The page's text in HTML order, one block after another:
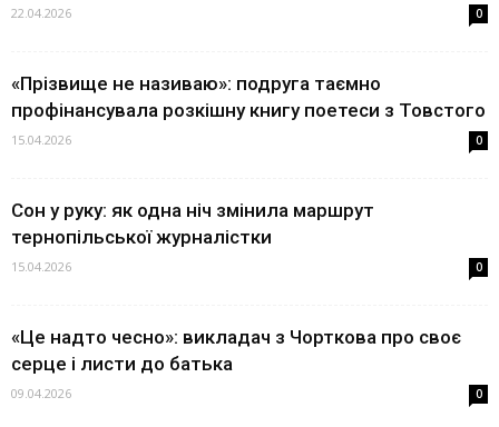
22.04.2026 0
«Прізвище не називаю»: подруга таємно
профінансувала розкішну книгу поетеси з Товстого
15.04.2026 0
Сон у руку: як одна ніч змінила маршрут
тернопільської журналістки
15.04.2026 0
«Це надто чесно»: викладач з Чорткова про своє
серце і листи до батька
09.04.2026 0